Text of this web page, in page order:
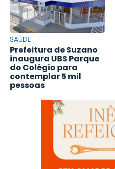
SAÚDE
Prefeitura de Suzano
inaugura UBS Parque
do Colégio para
contemplar 5 mil
pessoas